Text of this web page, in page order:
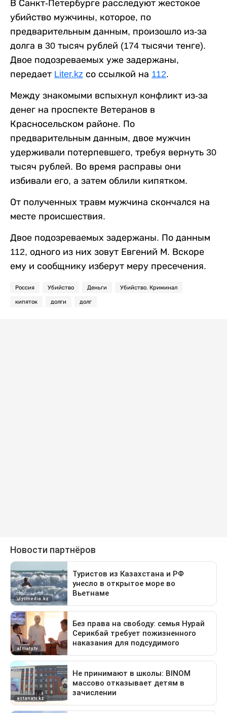
В Санкт-Петербурге расследуют жестокое
убийство мужчины, которое, по
предварительным данным, произошло из-за
долга в 30 тысяч рублей (174 тысячи тенге).
Двое подозреваемых уже задержаны,
передает Liter.kz со ссылкой на 112.
Между знакомыми вспыхнул конфликт из-за
денег на проспекте Ветеранов в
Красносельском районе. По
предварительным данным, двое мужчин
удерживали потерпевшего, требуя вернуть 30
тысяч рублей. Во время расправы они
избивали его, а затем облили кипятком.
От полученных травм мужчина скончался на
месте происшествия.
Двое подозреваемых задержаны. По данным
112, одного из них зовут Евгений М. Вскоре
ему и сообщнику изберут меру пресечения.
Россия Убийство Деньги Убийство. Криминал
кипяток долги долг